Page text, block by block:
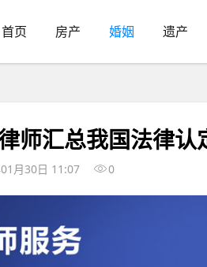
首页 房产 婚姻 遗产
师汇总我国法律认
月30日 11:07 0